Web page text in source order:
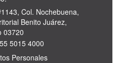
Col. Nochebuena,
Benito Juárez,
03720
55 5015 4000
Personales